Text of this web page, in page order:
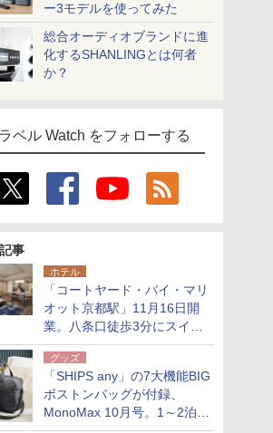
ー3モデルを使ってみた
総合オーディオブランドに進
化するSHANLINGとは何者
か？
ラベル Watch をフォローする
事
ホテル
「コートヤード・バイ・マリ
オット京都駅」11月16日開
業。八条口徒歩3分にスイー
ト含む全270室、ダイニング
も併設
グッズ
「SHIPS any」の7大機能BIG
ボストンバッグが付録、
MonoMax 10月号。1～2泊の